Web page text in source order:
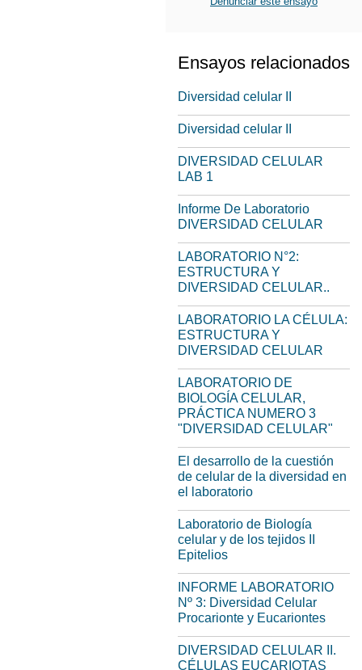
Ensayos relacionados
Diversidad celular II
Diversidad celular II
DIVERSIDAD CELULAR
LAB 1
Informe De Laboratorio
DIVERSIDAD CELULAR
LABORATORIO N°2:
ESTRUCTURA Y
DIVERSIDAD CELULAR..
LABORATORIO LA CÉLULA:
ESTRUCTURA Y
DIVERSIDAD CELULAR
LABORATORIO DE
BIOLOGÍA CELULAR,
PRÁCTICA NUMERO 3
"DIVERSIDAD CELULAR"
El desarrollo de la cuestión
de celular de la diversidad en
el laboratorio
Laboratorio de Biología
celular y de los tejidos II
Epitelios
INFORME LABORATORIO
Nº 3: Diversidad Celular
Procarionte y Eucariontes
DIVERSIDAD CELULAR II.
CÉLULAS EUCARIOTAS